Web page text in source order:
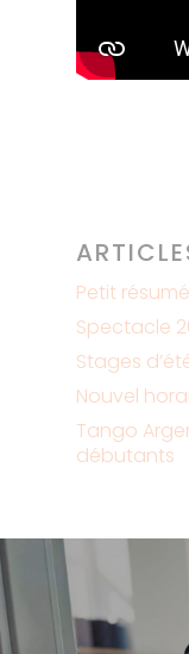
Petit
Spectacle
Stages
Nouvel
Tango
débutants